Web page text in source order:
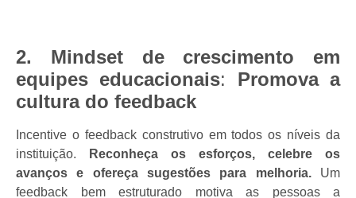
2. Mindset de crescimento em
equipes educacionais: Promova a
cultura do feedback
Incentive o feedback construtivo em todos os níveis da
instituição. Reconheça os esforços, celebre os
avanços e ofereça sugestões para melhoria.Um
feedback bem estruturado motiva as pessoas a